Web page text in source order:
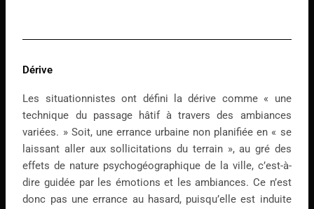
Dérive
Les situationnistes ont défini la dérive comme « une
technique du passage hâtif à travers des ambiances
variées. » Soit, une errance urbaine non planifiée en « se
laissant aller aux sollicitations du terrain », au gré des
effets de nature psychogéographique de la ville, c’est-à-
dire guidée par les émotions et les ambiances. Ce n’est
donc pas une errance au hasard, puisqu’elle est induite